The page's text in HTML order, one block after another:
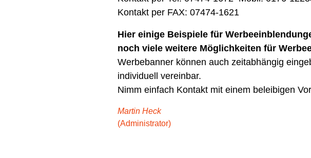
Kontakt per FAX: 07474-1621
Hier einige Beispiele für
noch viele weitere Möglichkeiten für
Werbebanner können auch zeitabhängig
individuell vereinbar.
Nimm einfach Kontakt mit einem beleibigen
Martin Heck
(Administrator)